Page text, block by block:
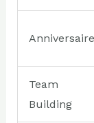
Team
Building